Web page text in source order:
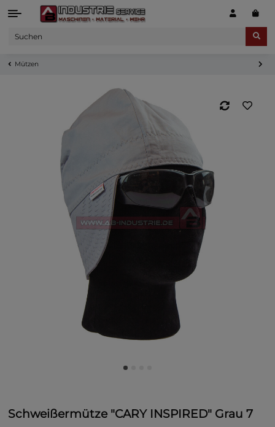
Mützen
Schweißermütze "CARY INSPIRED" Grau 7